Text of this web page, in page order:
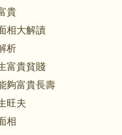
貴
相大解讀
析
富貴貧賤
夠富貴長壽
旺夫
相